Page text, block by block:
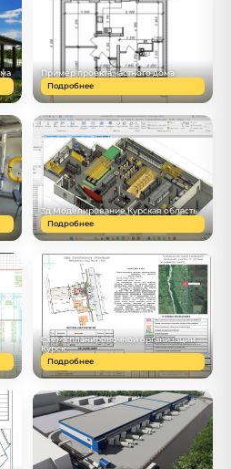
Пример проекта частного дома
Подробнее
3д Моделирование Курская область
Подробнее
Схема планировочной организации
Курск
Подробнее